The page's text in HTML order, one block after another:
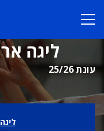
ליגה
עונת 25/26